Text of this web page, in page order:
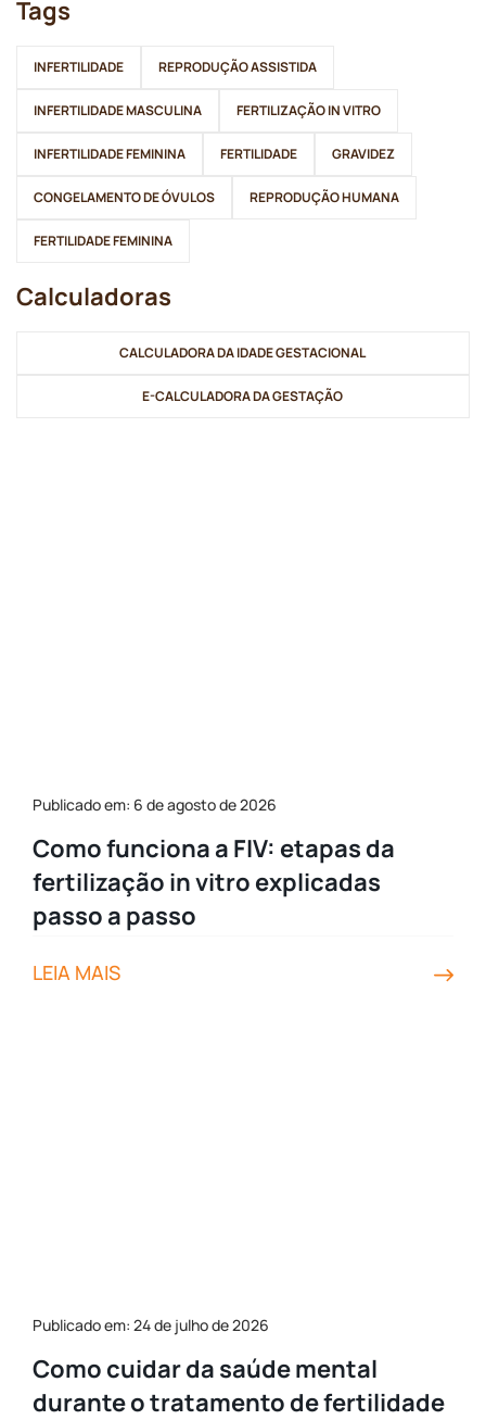
Tags
INFERTILIDADE REPRODUÇÃO ASSISTIDA
INFERTILIDADE MASCULINA FERTILIZAÇÃO IN VITRO
INFERTILIDADE FEMININA FERTILIDADE GRAVIDEZ
CONGELAMENTO DE ÓVULOS REPRODUÇÃO HUMANA
FERTILIDADE FEMININA
Calculadoras
CALCULADORA DA IDADE GESTACIONAL
E-CALCULADORA DA GESTAÇÃO
Publicado em: 6 de agosto de 2026
Como funciona a FIV: etapas da
fertilização in vitro explicadas
passo a passo
LEIA MAIS
Publicado em: 24 de julho de 2026
Como cuidar da saúde mental
durante o tratamento de fertilidade